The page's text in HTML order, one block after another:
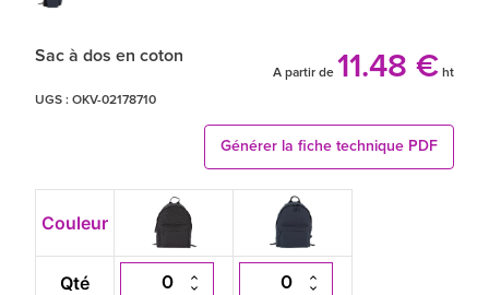
Sac à dos en coton
A partir de 11.48 € ht
UGS : OKV-02178710
Générer la fiche technique PDF
Couleur
Qté